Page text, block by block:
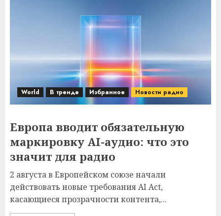
World В тренде Избранное Новости радио
Европа вводит обязательную
маркировку AI-аудио: что это
значит для радио
2 августа в Европейском союзе начали
действовать новые требования AI Act,
касающиеся прозрачности контента,...